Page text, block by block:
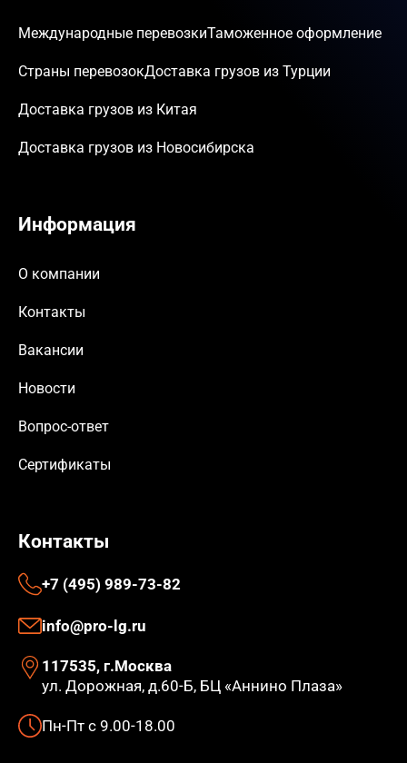
Международные перевозкиТаможенное оформление
Страны перевозокДоставка грузов из Турции
Доставка грузов из Китая
Доставка грузов из Новосибирска
Информация
О компании
Контакты
Вакансии
Новости
Вопрос-ответ
Сертификаты
Контакты
+7 (495) 989-73-82
info@pro-lg.ru
117535, г.Москва
ул. Дорожная, д.60-Б, БЦ «Аннино Плаза»
Пн-Пт с 9.00-18.00